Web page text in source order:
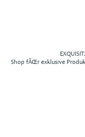
Shop fÃŒr exklusive